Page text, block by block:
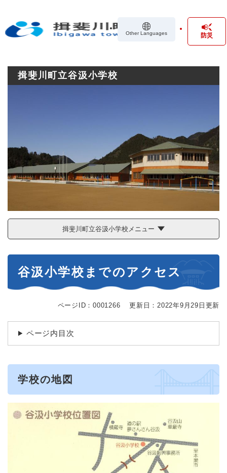
の
Other Languages 防災
揖斐川町立谷汲小学校
揖斐川町立谷汲小学校メニュー
谷汲小学校までのアクセス
ページID：0001266 更新日：2022年9月29日更新
ページ内目次
学校の地図